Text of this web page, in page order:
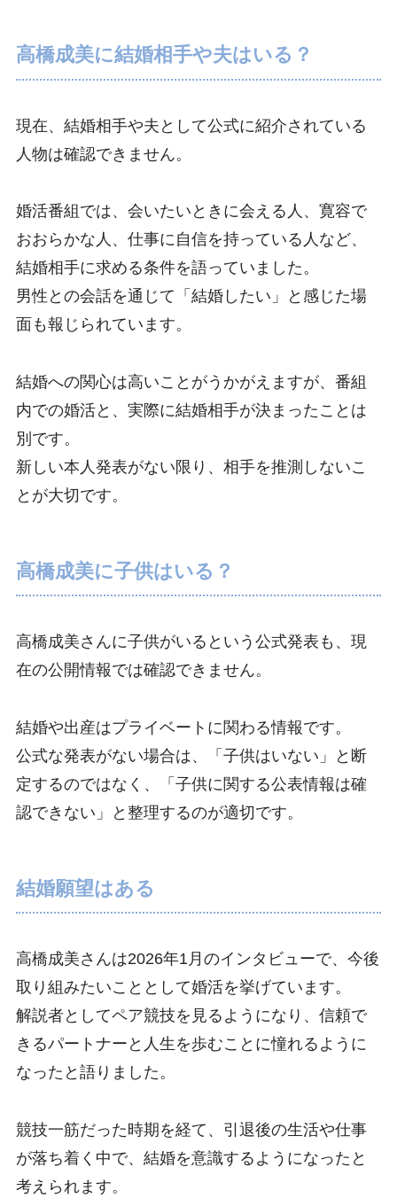
高橋成美に結婚相手や夫はいる？
現在、結婚相手や夫として公式に紹介されている
人物は確認できません。
婚活番組では、会いたいときに会える人、寛容で
おおらかな人、仕事に自信を持っている人など、
結婚相手に求める条件を語っていました。
男性との会話を通じて「結婚したい」と感じた場
面も報じられています。
結婚への関心は高いことがうかがえますが、番組
内での婚活と、実際に結婚相手が決まったことは
別です。
新しい本人発表がない限り、相手を推測しないこ
とが大切です。
高橋成美に子供はいる？
高橋成美さんに子供がいるという公式発表も、現
在の公開情報では確認できません。
結婚や出産はプライベートに関わる情報です。
公式な発表がない場合は、「子供はいない」と断
定するのではなく、「子供に関する公表情報は確
認できない」と整理するのが適切です。
結婚願望はある
高橋成美さんは2026年1月のインタビューで、今後
取り組みたいこととして婚活を挙げています。
解説者としてペア競技を見るようになり、信頼で
きるパートナーと人生を歩むことに憧れるように
なったと語りました。
競技一筋だった時期を経て、引退後の生活や仕事
が落ち着く中で、結婚を意識するようになったと
考えられます。